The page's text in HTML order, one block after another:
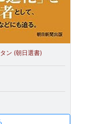
ン (朝日選書)